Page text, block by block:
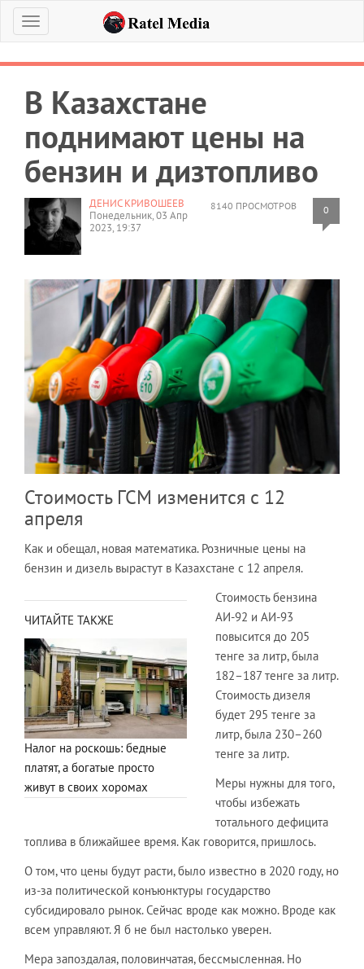
Меню
В Казахстане
поднимают цены на
бензин и дизтопливо
8140 ПРОСМОТРОВ 0
ДЕНИС КРИВОШЕЕВ
Понедельник, 03 Апр
2023, 19:37
Стоимость ГСМ изменится с 12
апреля
Как и обещал, новая математика. Розничные цены на
бензин и дизель вырастут в Казахстане с 12 апреля.
ЧИТАЙТЕ ТАКЖЕ
Налог на роскошь: бедные
платят, а богатые просто
живут в своих хоромах
Стоимость бензина
АИ-92 и АИ-93
повысится до 205
тенге за литр, была
182–187 тенге за литр.
Стоимость дизеля
будет 295 тенге за
литр, была 230–260
тенге за литр.
Меры нужны для того,
чтобы избежать
тотального дефицита
топлива в ближайшее время. Как говорится, пришлось.
О том, что цены будут расти, было известно в 2020 году, но
из-за политической конъюнктуры государство
субсидировало рынок. Сейчас вроде как можно. Вроде как
всем управляют. Я б не был настолько уверен.
Мера запоздалая, половинчатая, бессмысленная. Но